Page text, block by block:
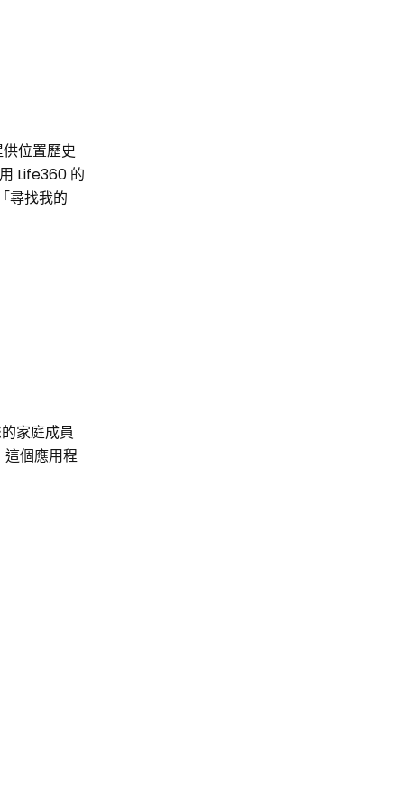
位置歷史
Life360 的
尋找我的
家庭成員
這個應用程